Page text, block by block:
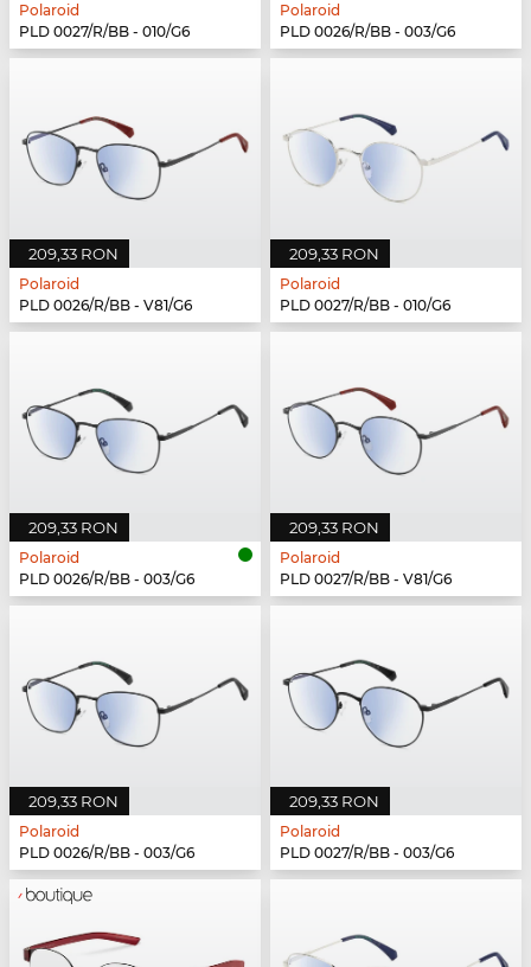
Polaroid
PLD 0027/R/BB - 010/G6
Polaroid
PLD 0026/R/BB - 003/G6
209,33 RON
Polaroid
PLD 0026/R/BB - V81/G6
209,33 RON
Polaroid
PLD 0027/R/BB - 010/G6
209,33 RON
Polaroid
PLD 0026/R/BB - 003/G6
209,33 RON
Polaroid
PLD 0027/R/BB - V81/G6
209,33 RON
Polaroid
PLD 0026/R/BB - 003/G6
209,33 RON
Polaroid
PLD 0027/R/BB - 003/G6